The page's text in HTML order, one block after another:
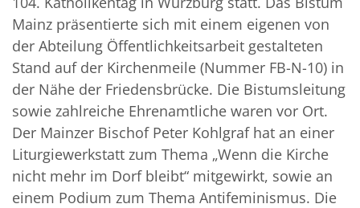
Mainz präsentierte sich mit einem eigenen von
der Abteilung Öffentlichkeitsarbeit gestalteten
Stand auf der Kirchenmeile (Nummer FB-N-10) in
der Nähe der Friedensbrücke. Die Bistumsleitung
sowie zahlreiche Ehrenamtliche waren vor Ort.
Der Mainzer Bischof Peter Kohlgraf hat an einer
Liturgiewerkstatt zum Thema „Wenn die Kirche
nicht mehr im Dorf bleibt“ mitgewirkt, sowie an
einem Podium zum Thema Antifeminismus. Die